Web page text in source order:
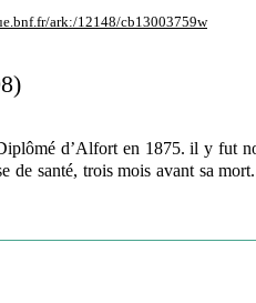
ark:/12148/cb13003759w
d’Alfort en 1875. il y fut
de santé, trois mois avant sa